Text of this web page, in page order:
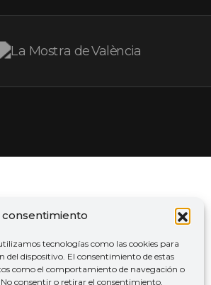
consentimiento
tecnologías como las cookies para
del dispositivo. El consentimiento de estas
como el comportamiento de navegación o
consentir o retirar el consentimiento,